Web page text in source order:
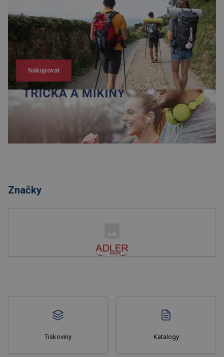
Nakupovat
Značky
Tiskoviny Katalogy